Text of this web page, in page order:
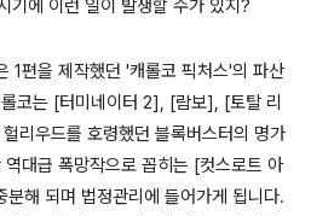
기에 이런 일이 발생할 수가 있지 ?
1편을 제작했던 '캐롤코 픽처스'의 파산
코는 [터미네이터 2], [람보], [토탈 리
리우드를 호령했던 블록버스터의 명가
대급 폭망작으로 꼽히는 [컷스로트 아
분해 되며 법정관리에 들어가게 됩니다.